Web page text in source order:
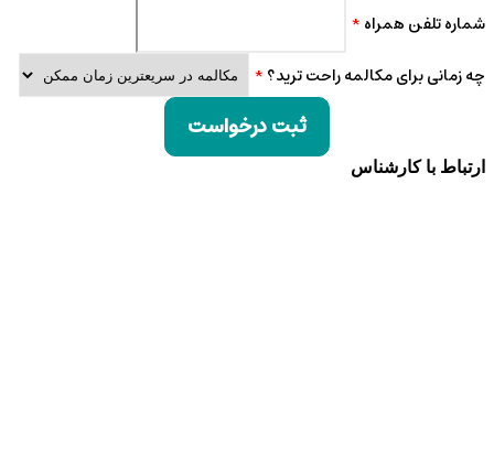
شماره تلفن همراه *
چه زمانی برای مکالمه راحت ترید؟ *
ثبت درخواست
ارتباط با کارشناس